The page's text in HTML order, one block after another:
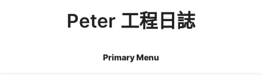
Peter 工程日誌
Primary Menu